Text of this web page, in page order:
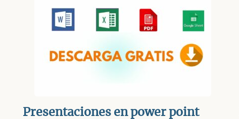
Presentaciones en power point